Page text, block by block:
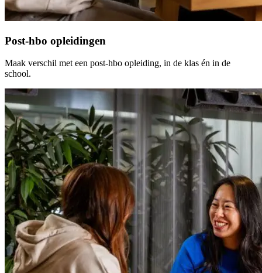
Post-hbo opleidingen
Maak verschil met een post-hbo opleiding, in de klas én in de
school.